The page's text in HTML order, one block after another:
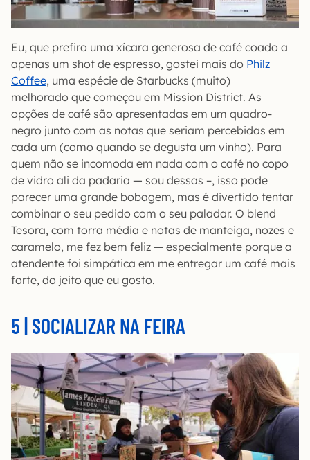
Eu, que prefiro uma xícara generosa de café coado a
apenas um shot de espresso, gostei mais do Philz
Coffee, uma espécie de Starbucks (muito)
melhorado que começou em Mission District. As
opções de café são apresentadas em um quadro-
negro junto com as notas que seriam percebidas em
cada um (como quando se degusta um vinho). Para
quem não se incomoda em nada com o café no copo
de vidro ali da padaria — sou dessas –, isso pode
parecer uma grande bobagem, mas é divertido tentar
combinar o seu pedido com o seu paladar. O blend
Tesora, com torra média e notas de manteiga, nozes e
caramelo, me fez bem feliz — especialmente porque a
atendente foi simpática em me entregar um café mais
forte, do jeito que eu gosto.
5 | SOCIALIZAR NA FEIRA